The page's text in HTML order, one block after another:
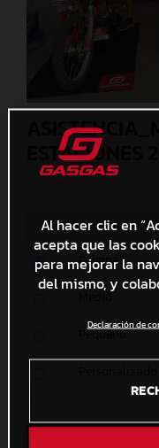
ESTACIONES
Original
Medio
Pequeño
Al hacer clic en
acepta que las
para mejorar la
del mismo, y
Declaración de